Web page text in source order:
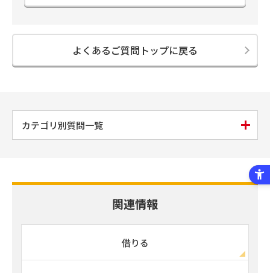
よくあるご質問トップに戻る
カテゴリ別質問一覧
関連情報
借りる